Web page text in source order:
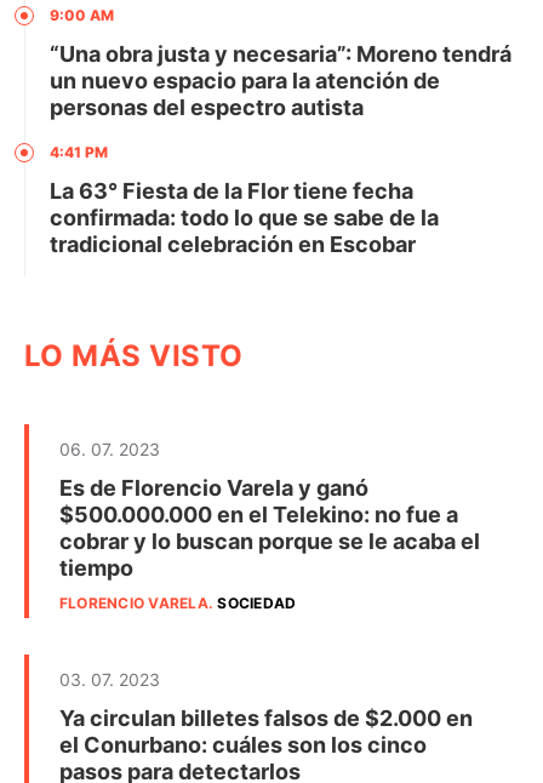
9:00 AM
“Una obra justa y necesaria”: Moreno tendrá
un nuevo espacio para la atención de
personas del espectro autista
4:41 PM
La 63° Fiesta de la Flor tiene fecha
confirmada: todo lo que se sabe de la
tradicional celebración en Escobar
LO MÁS VISTO
06. 07. 2023
Es de Florencio Varela y ganó
$500.000.000 en el Telekino: no fue a
cobrar y lo buscan porque se le acaba el
tiempo
FLORENCIO VARELA.SOCIEDAD
03. 07. 2023
Ya circulan billetes falsos de $2.000 en
el Conurbano: cuáles son los cinco
pasos para detectarlos